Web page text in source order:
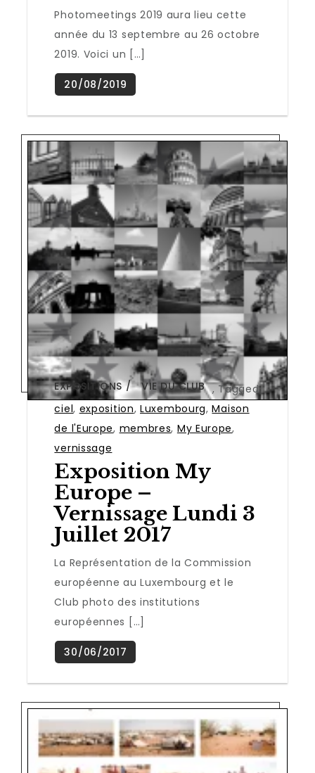
Photomeetings 2019 aura lieu cette
année du 13 septembre au 26 octobre
2019. Voici un […]
EXPOSITIONS ,
VIE DU CLUB
Tagged
ciel, exposition,Luxembourg,Maison
de l'Europe, membres, My Europe,
vernissage
Exposition My
Europe –
Vernissage Lundi 3
Juillet 2017
La Représentation de la Commission
européenne au Luxembourg et le
Club photo des institutions
européennes […]